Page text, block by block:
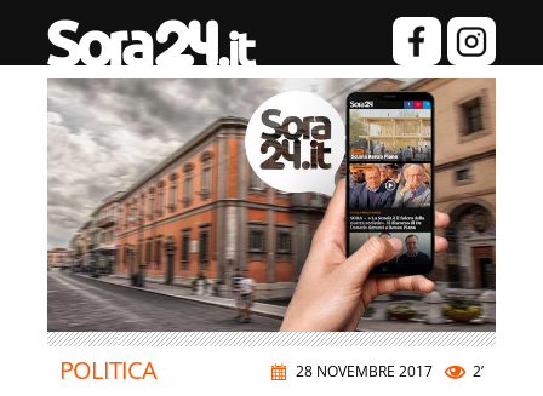
28 NOVEMBRE 2017 2’
POLITICA